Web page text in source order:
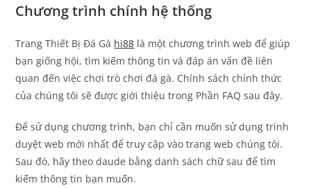
Chương trình chính hệ thống
Trang Thiết Bị Đá Gà hi88 là một chương trình web để giúp
bạn giống hội, tìm kiếm thông tin và đáp án vấn đề liên
quan đến việc chơi trò chơi đá gà. Chính sách chính thức
của chúng tôi sẽ được giới thiệu trong Phần FAQ sau đây.
Để sử dụng chương trình, bạn chỉ cần muốn sử dụng trình
duyệt web mới nhất để truy cập vào trang web chúng tôi.
Sau đó, hãy theo daude bằng danh sách chữ sau để tìm
kiếm thông tin bạn muốn.